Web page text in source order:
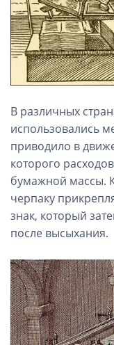
В различных
использовались
приводило в
которого
бумажной массы.
черпаку
знак, который
после высыхания.